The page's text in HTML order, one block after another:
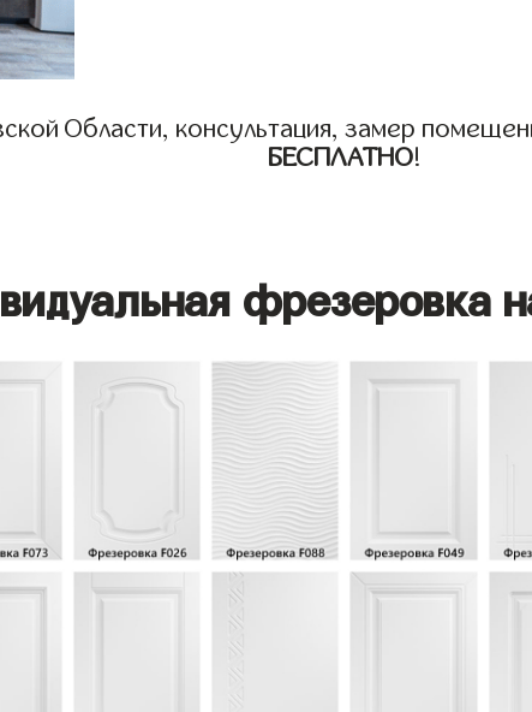
Области, консультация, замер
БЕСПЛАТНО!
фрезеровка